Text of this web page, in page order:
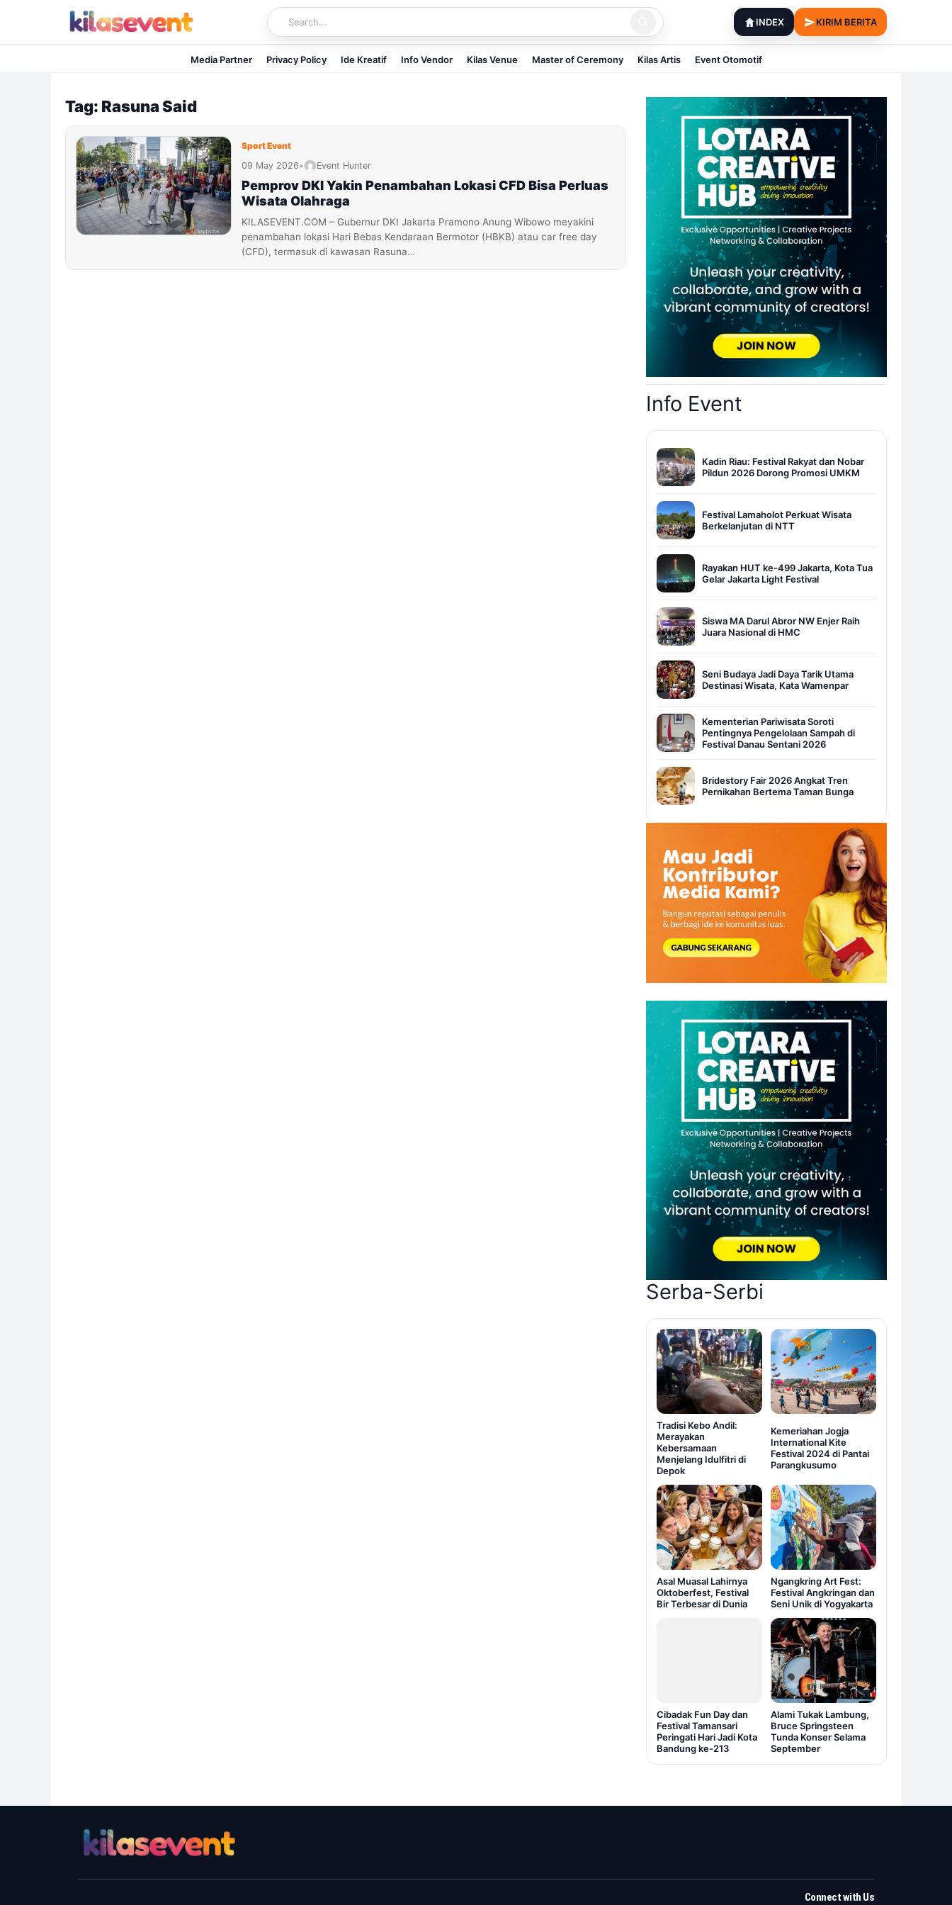
INDEX KIRIM BERITA
Media Partner Privacy Policy Ide Kreatif Info Vendor Kilas Venue Master of Ceremony Kilas Artis Event Otomotif
Tag: Rasuna Said
Sport Event
09 May 2026• Event Hunter
Pemprov DKI Yakin Penambahan Lokasi CFD Bisa Perluas
Wisata Olahraga
KILASEVENT.COM – Gubernur DKI Jakarta Pramono Anung Wibowo meyakini
penambahan lokasi Hari Bebas Kendaraan Bermotor (HBKB) atau car free day
(CFD), termasuk di kawasan Rasuna…
Info Event
Kadin Riau: Festival Rakyat dan Nobar
Pildun 2026 Dorong Promosi UMKM
Festival Lamaholot Perkuat Wisata
Berkelanjutan di NTT
Rayakan HUT ke-499 Jakarta, Kota Tua
Gelar Jakarta Light Festival
Siswa MA Darul Abror NW Enjer Raih
Juara Nasional di HMC
Seni Budaya Jadi Daya Tarik Utama
Destinasi Wisata, Kata Wamenpar
Kementerian Pariwisata Soroti
Pentingnya Pengelolaan Sampah di
Festival Danau Sentani 2026
Bridestory Fair 2026 Angkat Tren
Pernikahan Bertema Taman Bunga
Serba-Serbi
Tradisi Kebo Andil:
Merayakan
Kebersamaan
Menjelang Idulfitri di
Depok
Kemeriahan Jogja
International Kite
Festival 2024 di Pantai
Parangkusumo
Asal Muasal Lahirnya
Oktoberfest, Festival
Bir Terbesar di Dunia
Ngangkring Art Fest:
Festival Angkringan dan
Seni Unik di Yogyakarta
Cibadak Fun Day dan
Festival Tamansari
Peringati Hari Jadi Kota
Bandung ke-213
Alami Tukak Lambung,
Bruce Springsteen
Tunda Konser Selama
September
Connect with Us